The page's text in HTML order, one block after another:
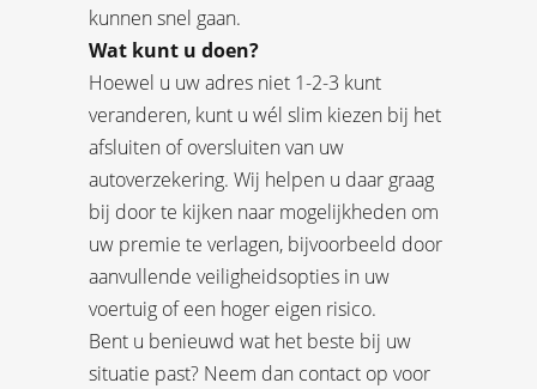
kunnen snel gaan.
Wat kunt u doen?
Hoewel u uw adres niet 1-2-3 kunt
veranderen, kunt u wél slim kiezen bij het
afsluiten of oversluiten van uw
autoverzekering. Wij helpen u daar graag
bij door te kijken naar mogelijkheden om
uw premie te verlagen, bijvoorbeeld door
aanvullende veiligheidsopties in uw
voertuig of een hoger eigen risico.
Bent u benieuwd wat het beste bij uw
situatie past? Neem dan contact op voor